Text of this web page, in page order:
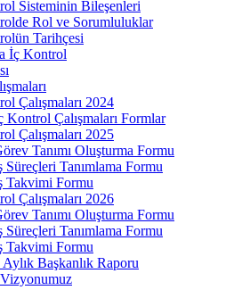
Sisteminin Bileşenleri
Rol ve Sorumluluklar
Tarihçesi
İç Kontrol
Çalışmaları 2024
Kontrol Çalışmaları Formlar
Çalışmaları 2025
Tanımı Oluşturma Formu
Süreçleri Tanımlama Formu
Takvimi Formu
Çalışmaları 2026
Tanımı Oluşturma Formu
Süreçleri Tanımlama Formu
Takvimi Formu
Aylık Başkanlık Raporu